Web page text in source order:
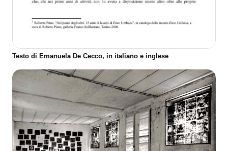
Testo di Emanuela De Cecco, in italiano e inglese